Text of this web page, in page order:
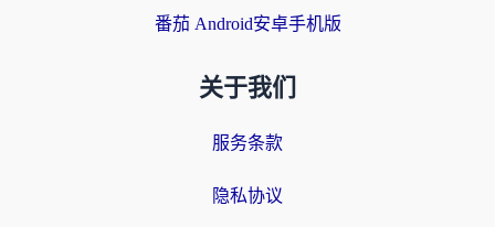
番茄 Android安卓手机版
关于我们
服务条款
隐私协议